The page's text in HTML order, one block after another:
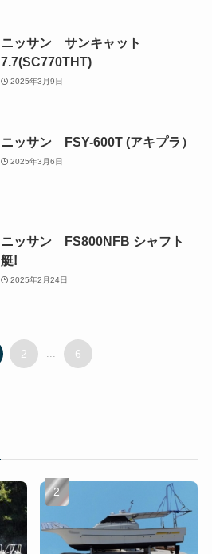
ニッサン サンキャット
7.7(SC770THT)
2025年3月9日
ニッサン FSY-600T (アキプラ）
2025年3月6日
ニッサン FS800NFB シャフト
艇!
2025年2月24日
2 ... 6